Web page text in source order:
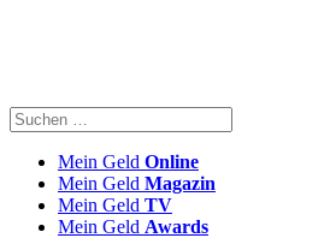
Mein Geld Online
Mein Geld Magazin
Mein Geld TV
Mein Geld Awards